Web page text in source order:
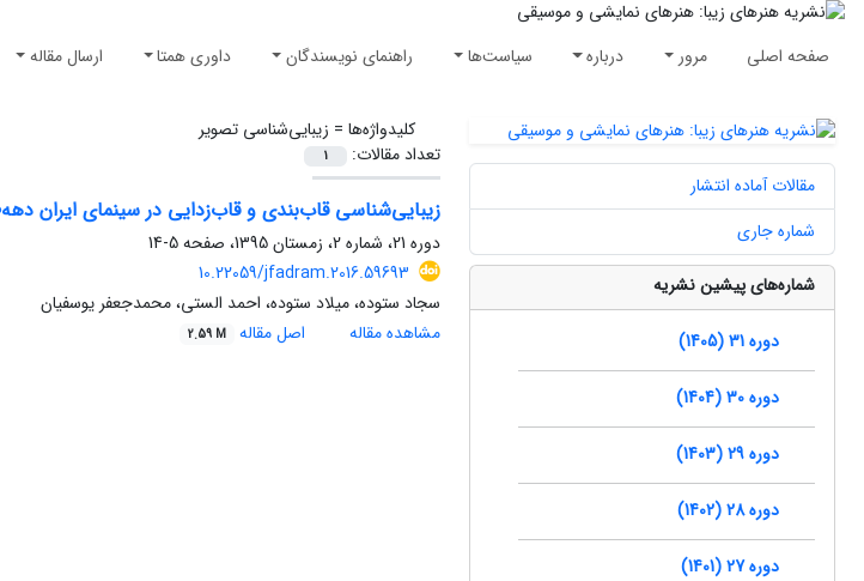
صفحه اصلی مرور درباره سیاست‌ها راهنمای نویسندگان داوری همتا ارسال مقاله
کلیدواژه‌ها = زیبایی‌شناسی تصویر
تعداد مقالات:
1
زیبایی‌شناسی قاب‌بندی و قاب‌زدایی در سینمای ایران دهه80
دوره 21، شماره 2، زمستان 1395، صفحه
5-14
10.22059/jfadram.2016.59693
سجاد ستوده، میلاد ستوده، احمد الستی، محمدجعفر یوسفیان‌
مشاهده مقاله
اصل مقاله 2.59 M
مقالات آماده انتشار
شماره جاری
شماره‌های پیشین نشریه
دوره 31 (1405)
دوره 30 (1404)
دوره 29 (1403)
دوره 28 (1402)
دوره 27 (1401)